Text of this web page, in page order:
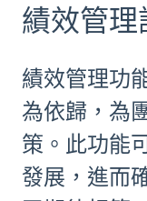
績效管
績效管理功
為依歸，為
策。此功能
發展，進而